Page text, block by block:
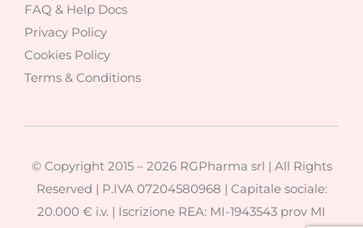
FAQ & Help Docs
Privacy Policy
Cookies Policy
Terms & Conditions
© Copyright 2015 – 2026 RGPharma srl | All Rights
Reserved | P.IVA 07204580968 | Capitale sociale:
20.000 € i.v. | Iscrizione REA: MI-1943543 prov MI